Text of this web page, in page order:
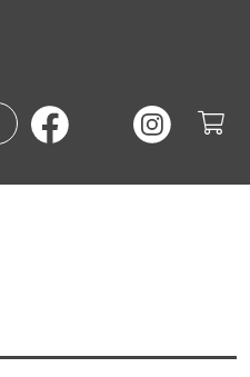
Suche nach Büchern oder